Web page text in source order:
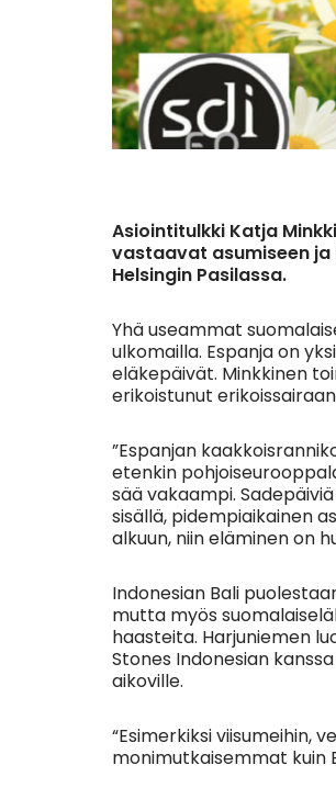
Asiointitulkki Katja
vastaavat asumiseen ja
Helsingin Pasilassa.
Yhä useammat
ulkomailla. Espanja on
eläkepäivät. Minkkinen
erikoistunut
”Espanjan
etenkin
sää vakaampi.
sisällä, pidempiaikainen
alkuun, niin eläminen on
Indonesian Bali
mutta myös
haasteita. Harjuniemen
Stones Indonesian
aikoville.
“Esimerkiksi viisumeihin,
monimutkaisemmat kuin